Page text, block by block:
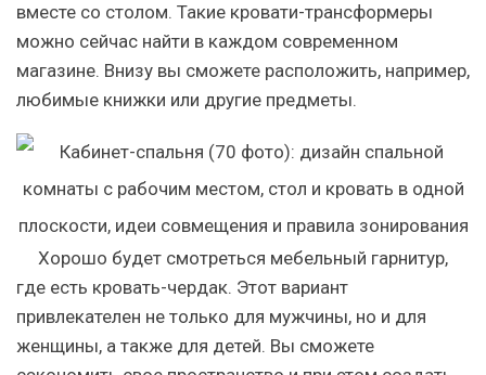
вместе со столом. Такие кровати-трансформеры
можно сейчас найти в каждом современном
магазине. Внизу вы сможете расположить, например,
любимые книжки или другие предметы.
Хорошо будет смотреться мебельный гарнитур,
где есть кровать-чердак. Этот вариант
привлекателен не только для мужчины, но и для
женщины, а также для детей. Вы сможете